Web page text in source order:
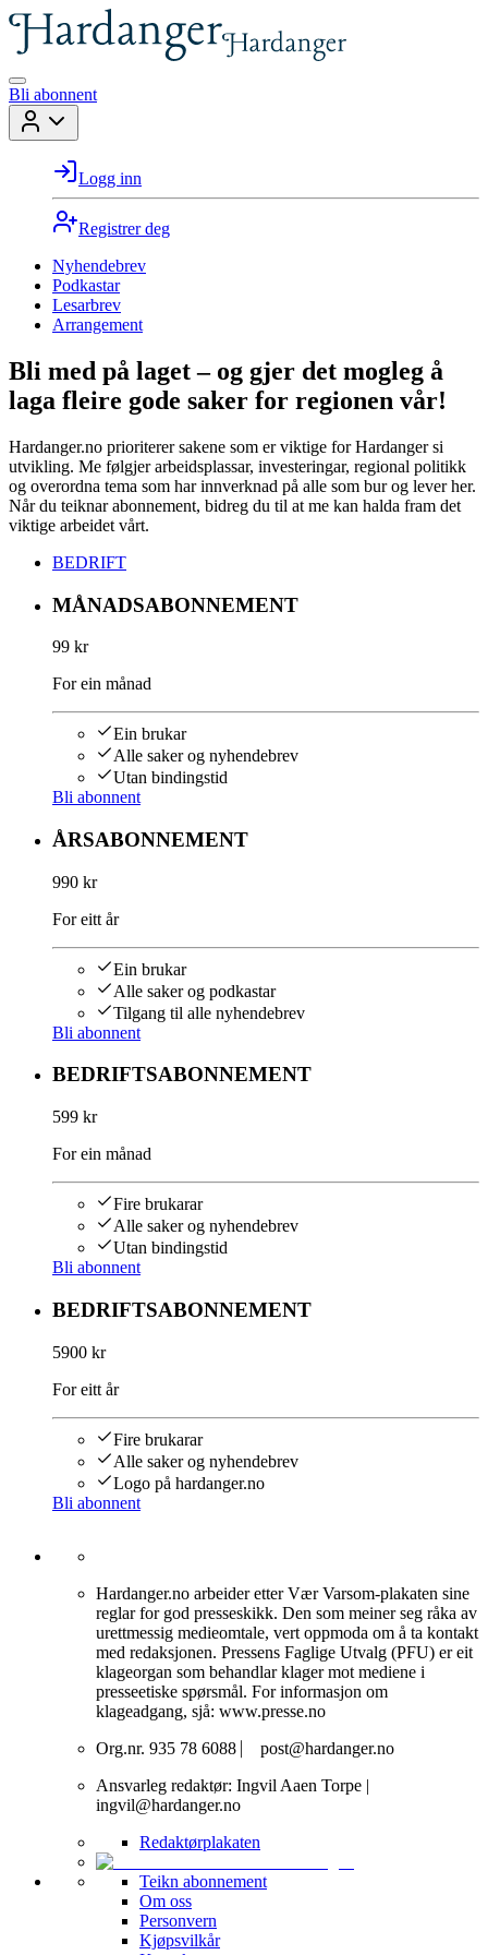
Bli abonnent
Logg inn
Registrer deg
Nyhendebrev
Podkastar
Lesarbrev
Arrangement
Bli med på laget – og gjer det mogleg å
laga fleire gode saker for regionen vår!
Hardanger.no prioriterer sakene som er viktige for Hardanger si
utvikling. Me følgjer arbeidsplassar, investeringar, regional politikk
og overordna tema som har innverknad på alle som bur og lever her.
Når du teiknar abonnement, bidreg du til at me kan halda fram det
viktige arbeidet vårt.
BEDRIFT
MÅNADSABONNEMENT
99 kr
For ein månad
Ein brukar
Alle saker og nyhendebrev
Utan bindingstid
Bli abonnent
ÅRSABONNEMENT
990 kr
For eitt år
Ein brukar
Alle saker og podkastar
Tilgang til alle nyhendebrev
Bli abonnent
BEDRIFTSABONNEMENT
599 kr
For ein månad
Fire brukarar
Alle saker og nyhendebrev
Utan bindingstid
Bli abonnent
BEDRIFTSABONNEMENT
5900 kr
For eitt år
Fire brukarar
Alle saker og nyhendebrev
Logo på hardanger.no
Bli abonnent
Hardanger.no arbeider etter Vær Varsom-plakaten sine
reglar for god presseskikk. Den som meiner seg råka av
urettmessig medieomtale, vert oppmoda om å ta kontakt
med redaksjonen. Pressens Faglige Utvalg (PFU) er eit
klageorgan som behandlar klager mot mediene i
presseetiske spørsmål. For informasjon om
klageadgang, sjå: www.presse.no
Org.nr. 935 78 6088 ⎸ post@hardanger.no
Ansvarleg redaktør: Ingvil Aaen Torpe |
ingvil@hardanger.no
Redaktørplakaten
Teikn abonnement
Om oss
Personvern
Kjøpsvilkår